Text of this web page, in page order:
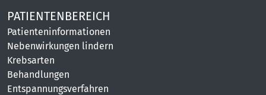
PATIENTENBEREICH
Patienteninformationen
Nebenwirkungen lindern
Krebsarten
Behandlungen
Entspannungsverfahren